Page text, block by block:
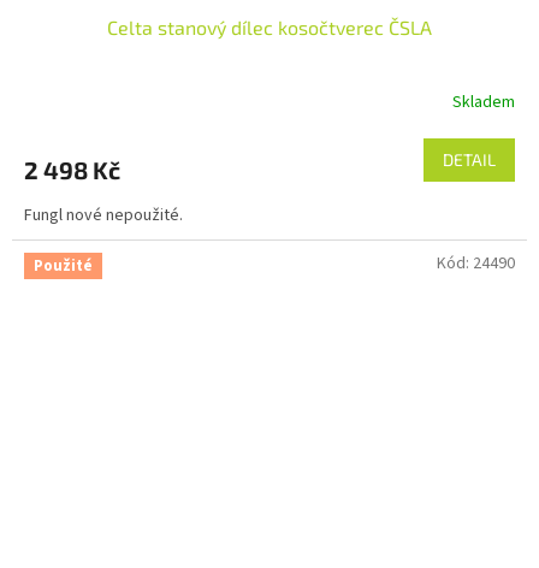
Celta stanový dílec kosočtverec ČSLA
Skladem
2 498 Kč DETAIL
Fungl nové nepoužité.
Použité Kód: 24490